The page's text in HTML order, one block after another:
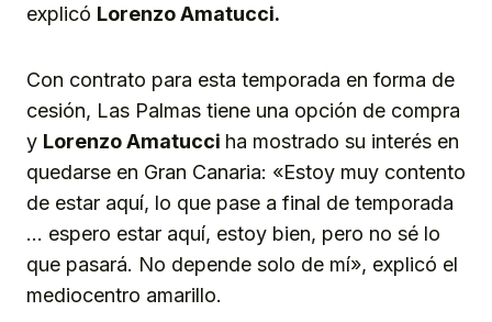
explicó Lorenzo Amatucci.
Con contrato para esta temporada en forma de
cesión, Las Palmas tiene una opción de compra
y Lorenzo Amatucci ha mostrado su interés en
quedarse en Gran Canaria: «Estoy muy contento
de estar aquí, lo que pase a final de temporada
… espero estar aquí, estoy bien, pero no sé lo
que pasará. No depende solo de mí», explicó el
mediocentro amarillo.